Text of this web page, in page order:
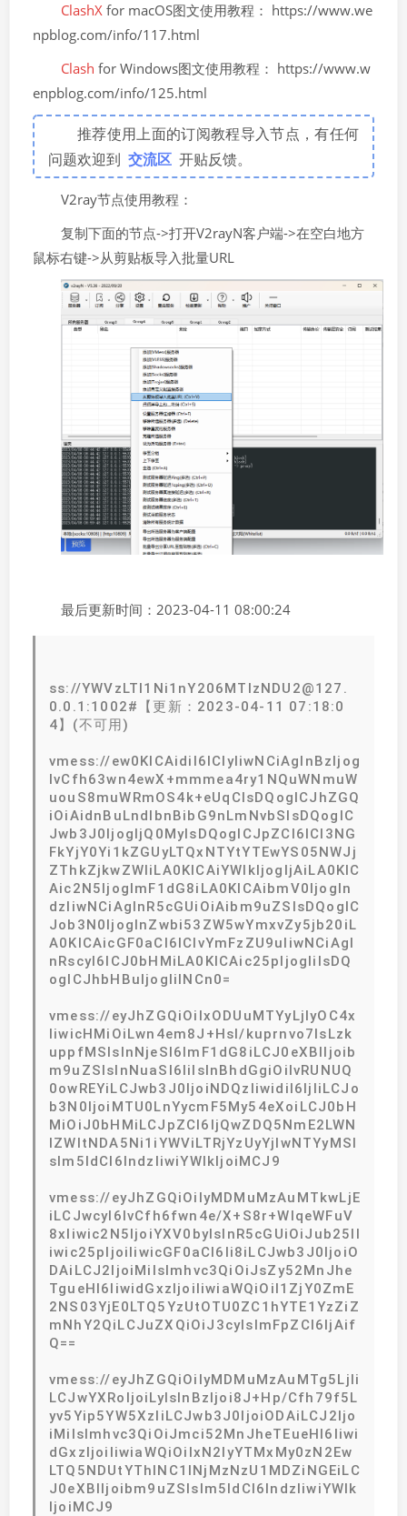
ClashXfor macOS图文使用教程： https://www.we
npblog.com/info/117.html
Clash for Windows图文使用教程： https://www.w
enpblog.com/info/125.html
推荐使用上面的订阅教程导入节点，有任何
问题欢迎到 交流区 开贴反馈。
V2ray节点使用教程：
复制下面的节点->打开V2rayN客户端->在空白地方
鼠标右键->从剪贴板导入批量URL
最后更新时间：2023-04-11 08:00:24
ss://YWVzLTI1Ni1nY206MTIzNDU2@127.
0.0.1:1002#【更新：2023-04-11 07:18:0
4】(不可用)
vmess://ew0KICAidiI6ICIyIiwNCiAgInBzIjog
IvCfh63wn4ewX+mmmea4ry1NQuWNmuW
uouS8muWRmOS4k+eUqCIsDQogICJhZGQ
iOiAidnBuLndlbnBibG9nLmNvbSIsDQogIC
Jwb3J0IjogIjQ0MyIsDQogICJpZCI6ICI3NG
FkYjY0Yi1kZGUyLTQxNTYtYTEwYS05NWJj
ZThkZjkwZWIiLA0KICAiYWlkIjogIjAiLA0KIC
Aic2N5IjogImF1dG8iLA0KICAibmV0IjogIn
dzIiwNCiAgInR5cGUiOiAibm9uZSIsDQogIC
Job3N0IjogInZwbi53ZW5wYmxvZy5jb20iL
A0KICAicGF0aCI6ICIvYmFzZU9uIiwNCiAgI
nRscyI6ICJ0bHMiLA0KICAic25pIjogIiIsDQ
ogICJhbHBuIjogIiINCn0=
vmess://eyJhZGQiOiIxODUuMTYyLjIyOC4x
IiwicHMiOiLwn4em8J+Hsl/kuprnvo7lsLzk
uppfMSIsInNjeSI6ImF1dG8iLCJ0eXBlIjoib
m9uZSIsInNuaSI6IiIsInBhdGgiOiIvRUNUQ
0owREYiLCJwb3J0IjoiNDQzIiwidiI6IjIiLCJo
b3N0IjoiMTU0LnYycmF5My54eXoiLCJ0bH
MiOiJ0bHMiLCJpZCI6IjQwZDQ5NmE2LWN
lZWItNDA5Ni1iYWViLTRjYzUyYjIwNTYyMSI
sIm5ldCI6IndzIiwiYWlkIjoiMCJ9
vmess://eyJhZGQiOiIyMDMuMzAuMTkwLjE
iLCJwcyI6IvCfh6fwn4e/X+S8r+WIqeWFuV
8xIiwic2N5IjoiYXV0byIsInR5cGUiOiJub25lI
iwic25pIjoiIiwicGF0aCI6Ii8iLCJwb3J0IjoiO
DAiLCJ2IjoiMiIsImhvc3QiOiJsZy52MnJhe
TgueHl6IiwidGxzIjoiIiwiaWQiOiI1ZjY0ZmE
2NS03YjE0LTQ5YzUtOTU0ZC1hYTE1YzZiZ
mNhY2QiLCJuZXQiOiJ3cyIsImFpZCI6IjAif
Q==
vmess://eyJhZGQiOiIyMDMuMzAuMTg5LjIi
LCJwYXRoIjoiLyIsInBzIjoi8J+Hp/Cfh79f5L
yv5Yip5YW5XzIiLCJwb3J0IjoiODAiLCJ2Ijo
iMiIsImhvc3QiOiJmci52MnJheTEueHl6Iiwi
dGxzIjoiIiwiaWQiOiIxN2IyYTMxMy0zN2Ew
LTQ5NDUtYThlNC1lNjMzNzU1MDZiNGEiLC
J0eXBlIjoibm9uZSIsIm5ldCI6IndzIiwiYWlk
IjoiMCJ9